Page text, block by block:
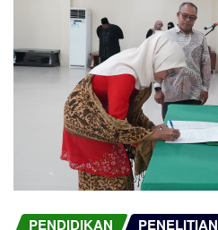
PENDIDIKAN PENELITIAN